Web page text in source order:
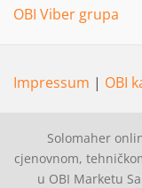
OBI Viber grupa
Impressum | OBI
Solomaher
cjenovnom,
u OBI Marketu